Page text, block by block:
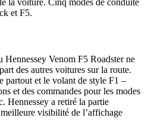
la voiture. Cinq modes de conduite
et F5.
Hennessey Venom F5 Roadster ne
des autres voitures sur la route.
partout et le volant de style F1 –
et des commandes pour les modes
Hennessey a retiré la partie
visibilité de l’affichage